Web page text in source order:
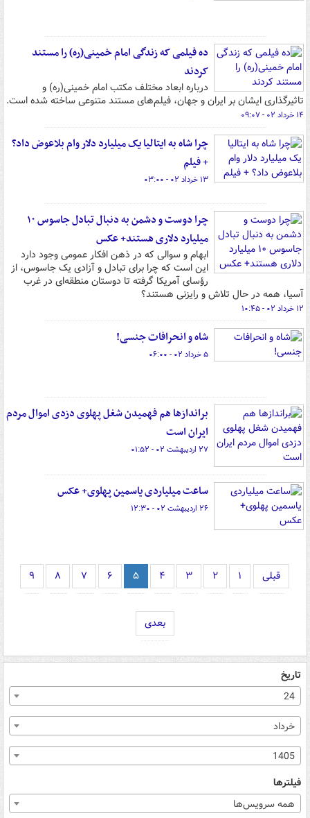
ده فیلمی که زندگی امام خمینی(ره) را مستند
کردند
درباره ابعاد مختلف مکتب امام خمینی(ره) و
تاثیرگذاری ایشان بر ایران و جهان، فیلم‌های مستند متنوعی ساخته شده است.
۱۴ خرداد ۰۲ - ۰۹:۰۷
چرا شاه به ایتالیا یک میلیارد دلار وام بلاعوض داد؟
+ فیلم
۱۳ خرداد ۰۲ - ۰۳:۰۰
چرا دوست و دشمن به دنبال تبادل جاسوس ۱۰
میلیارد دلاری هستند+ عکس
ابهام و سوالی که در ذهن افکار عمومی وجود دارد
این است که چرا برای تبادل و آزادی یک جاسوس، از
رؤسای آمریکا گرفته تا دوستان منطقه‌ای در غرب
آسیا، همه در حال تلاش و رایزنی هستند؟
۱۲ خرداد ۰۲ - ۱۰:۴۵
شاه و انحرافات جنسی!
۵ خرداد ۰۲ - ۰۶:۰۰
براندازها هم فهمیدن شغل پهلوی دزدی اموال مردم
ایران است
۲۷ اردیبهشت ۰۲ - ۰۱:۵۲
ساعت میلیاردی یاسمین پهلوی+ عکس
۲۶ اردیبهشت ۰۲ - ۱۲:۳۰
قبلی ۱ ۲ ۳ ۴ ۵ ۶ ۷ ۸ ۹
بعدی
تاریخ
24
خرداد
1405
فیلترها
همه سرویس‌ها